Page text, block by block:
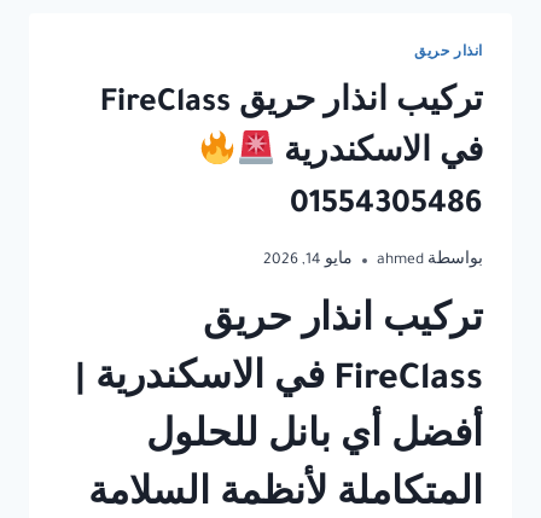
انذار حريق
تركيب انذار حريق FireClass
في الاسكندرية
01554305486
بواسطة ahmed مايو 14, 2026
تركيب انذار حريق
FireClass في الاسكندرية |
أفضل أي بانل للحلول
المتكاملة لأنظمة السلامة